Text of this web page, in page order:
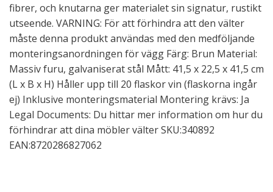
fibrer, och knutarna ger materialet sin signatur, rustikt
utseende. VARNING: För att förhindra att den välter
måste denna produkt användas med den medföljande
monteringsanordningen för vägg Färg: Brun Material:
Massiv furu, galvaniserat stål Mått: 41,5 x 22,5 x 41,5 cm
(L x B x H) Håller upp till 20 flaskor vin (flaskorna ingår
ej) Inklusive monteringsmaterial Montering krävs: Ja
Legal Documents: Du hittar mer information om hur du
förhindrar att dina möbler välter SKU:340892
EAN:8720286827062